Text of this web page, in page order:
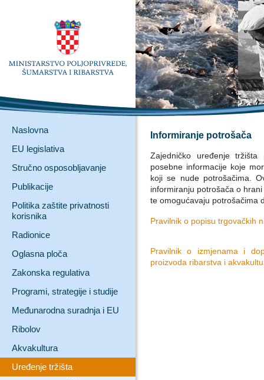
Naslovna
EU legislativa
Stručno osposobljavanje
Publikacije
Politika zaštite privatnosti
korisnika
Radionice
Oglasna ploča
Zakonska regulativa
Programi, strategije i studije
Međunarodna suradnja i EU
Ribolov
Akvakultura
Uređenje tržišta
Informiranje potrošača
Zajedničko uređenje
posebne informacije koje
koji se nude potrošačima.
informiranju potrošača o
te omogućavaju potrošačima
Pravilnik o popisu trgovačkih
Pravilnik o izmjenama i
proizvoda ribarstva i